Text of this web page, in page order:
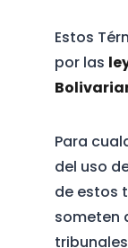
Estos
por las
Para
del uso
de estos
someten